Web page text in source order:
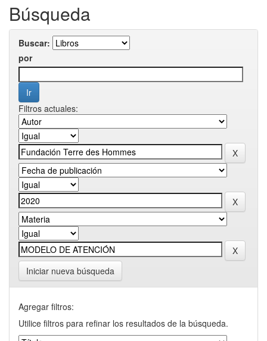
Búsqueda
Buscar:
por
Filtros actuales:
Iniciar nueva búsqueda
Agregar filtros:
Utilice filtros para refinar los resultados de la búsqueda.